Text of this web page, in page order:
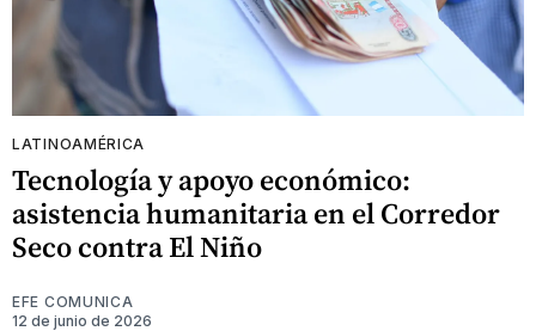
LATINOAMÉRICA
Tecnología y apoyo económico:
asistencia humanitaria en el Corredor
Seco contra El Niño
EFE COMUNICA
12 de junio de 2026